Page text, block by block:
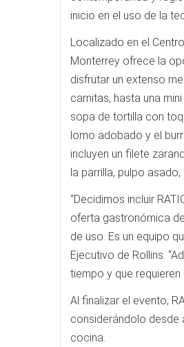
inicio en el uso de la
Localizado en el
Monterrey ofrece la
disfrutar un extenso
carnitas, hasta una
sopa de tortilla con
lomo adobado y el
incluyen un filete
la parrilla, pulpo
“Decidimos incluir
oferta gastronómica
de uso. Es un equipo
Ejecutivo de Rollins.
tiempo y que
Al finalizar el evento,
considerándolo desde
cocina.